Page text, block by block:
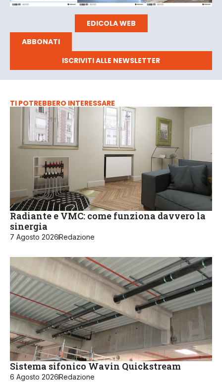
EDICOLA WEB
ABBONATI
ISCRIVITI ALLE NEWSLETTER
TI POTREBBERO INTERESSARE
Radiante e VMC: come funziona davvero la
sinergia
7 Agosto 2026Redazione
Sistema sifonico Wavin Quickstream
6 Agosto 2026Redazione